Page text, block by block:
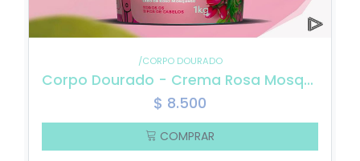
/CORPO DOURADO
Corpo Dourado - Crema Rosa Mosqueta Sua Linda Dorada para Peinar e Hidratar el Cuerpo Nutrición intensa y brillo renovado 1kg
$ 8.500
COMPRAR